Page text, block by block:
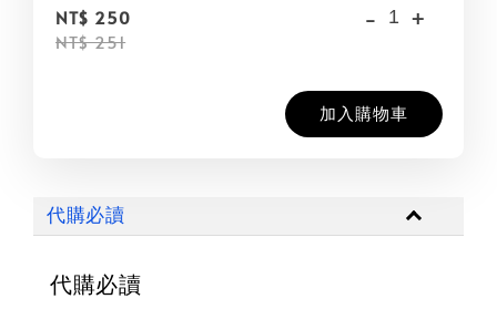
NT$ 250
NT$ 251
- +
加入購物車
代購必讀
代購必讀